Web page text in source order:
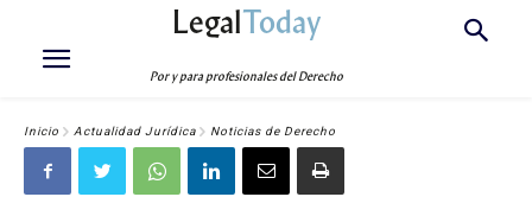
LegalToday
Por y para profesionales del Derecho
Inicio Actualidad Jurídica Noticias de Derecho